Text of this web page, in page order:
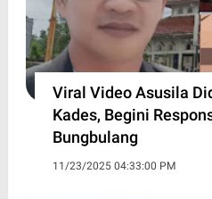
Viral Video Asusila
Kades, Begini
Bungbulang
11/23/2025 04:33:00 PM